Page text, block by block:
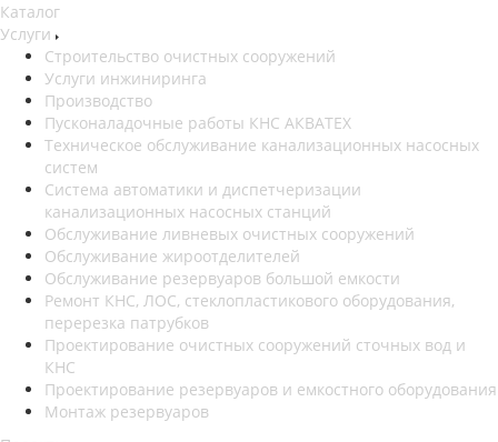
Каталог
Услуги
Строительство очистных сооружений
Услуги инжиниринга
Производство
Пусконаладочные работы КНС АКВАТЕХ
Техническое обслуживание канализационных насосных
систем
Система автоматики и диспетчеризации
канализационных насосных станций
Обслуживание ливневых очистных сооружений
Обслуживание жироотделителей
Обслуживание резервуаров большой емкости
Ремонт КНС, ЛОС, стеклопластикового оборудования,
перерезка патрубков
Проектирование очистных сооружений сточных вод и
КНС
Проектирование резервуаров и емкостного оборудования
Монтаж резервуаров